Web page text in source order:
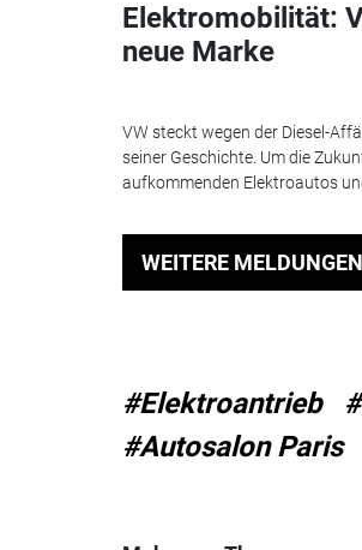
Elektromobilität:
neue Marke
VW steckt wegen der Diesel-
seiner Geschichte. Um die
aufkommenden Elektroautos
WEITERE MELDUNGEN
#Elektroantrieb
#Autosalon Paris